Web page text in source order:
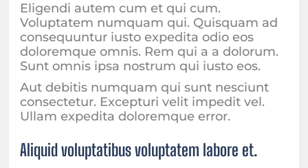
Eligendi autem cum et qui cum.
Voluptatem numquam qui. Quisquam ad
consequuntur iusto expedita odio eos
doloremque omnis. Rem qui a a dolorum.
Sunt omnis ipsa nostrum qui iusto eos.
Aut debitis numquam qui sunt nesciunt
consectetur. Excepturi velit impedit vel.
Ullam expedita doloremque error.
Aliquid voluptatibus voluptatem labore et.